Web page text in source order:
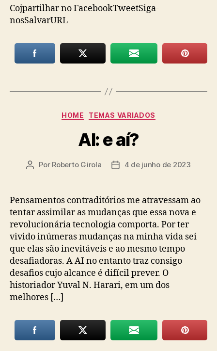
Cojpartilhar no FacebookTweetSiga-
nosSalvarURL
Categorias
HOME TEMAS VARIADOS
AI: e aí?
Autor
Por Roberto Girola
Data4 de junho de 2023
Pensamentos contraditórios me atravessam ao
tentar assimilar as mudanças que essa nova e
revolucionária tecnologia comporta. Por ter
vivido inúmeras mudanças na minha vida sei
que elas são inevitáveis e ao mesmo tempo
desafiadoras. A AI no entanto traz consigo
desafios cujo alcance é difícil prever. O
historiador Yuval N. Harari, em um dos
melhores […]